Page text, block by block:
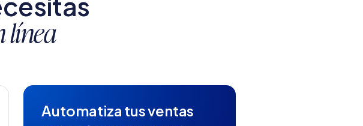
línea
Automatiza tus ventas